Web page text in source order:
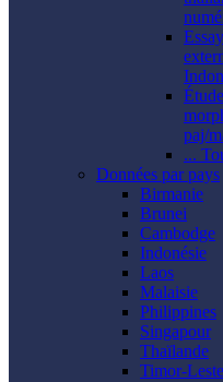
paj/
...
Données par pays
Birmanie
Brunei
Cambodge
Indonésie
Laos
Malaisie
Philippines
Singapour
Thaïlande
Timor-Leste